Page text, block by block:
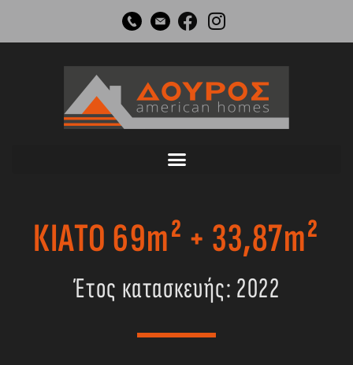
περιεχόμενο
ΚΙΑΤΟ 69m² + 33,87m²
Έτος κατασκευής: 2022